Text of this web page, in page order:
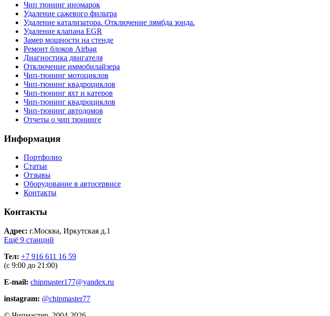
Чип тюнинг иномарок
Удаление сажевого фильтра
Удаление катализатора. Отключение лямбда зонда.
Удаление клапана EGR
Замер мощности на стенде
Ремонт блоков Airbag
Диагностика двигателя
Отключение иммобилайзера
Чип-тюнинг мотоциклов
Чип-тюнинг квадроциклов
Чип-тюнинг яхт и катеров
Чип-тюнинг квадроциклов
Чип-тюнинг автодомов
Отчеты о чип тюнинге
Информация
Портфолио
Статьи
Отзывы
Оборудование в автосервисе
Контакты
Контакты
Адрес: г.Москва, Иркутская д.1
Ещё 9 станций
Тел: +7 916 611 16 59
(с 9:00 до 21:00)
E-mail: chipmaster177@yandex.ru
instagram: @chipmaster77